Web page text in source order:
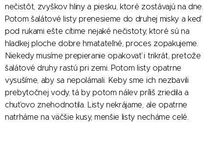
nečistôt, zvyškov hliny a piesku, ktoré zostávajú na dne.
Potom šalátové listy prenesieme do druhej misky a keď
pod rukami ešte cítime nejaké nečistoty, ktoré sú na
hladkej ploche dobre hmatateľné, proces zopakujeme.
Niekedy musíme prepieranie opakovať i trikrát, pretože
šalátové druhy rastú pri zemi. Potom listy opatrne
vysušíme, aby sa nepolámali. Keby sme ich nezbavili
prebytočnej vody, tá by potom nálev príliš zriedila a
chuťovo znehodnotila. Listy nekrájame, ale opatrne
natrháme na väčšie kusy, menšie listy necháme celé.